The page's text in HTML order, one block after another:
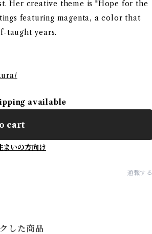
Her creative theme is "Hope for the
featuring magenta, a color that
taught years.
available
cart
まいの方向け
通報する
した商品